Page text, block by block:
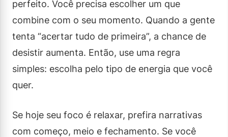
perfeito. Você precisa escolher um que
combine com o seu momento. Quando a gente
tenta “acertar tudo de primeira”, a chance de
desistir aumenta. Então, use uma regra
simples: escolha pelo tipo de energia que você
quer.
Se hoje seu foco é relaxar, prefira narrativas
com começo, meio e fechamento. Se você